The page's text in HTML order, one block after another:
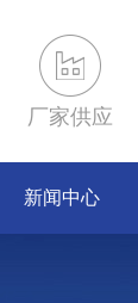
厂家供应
新闻中心